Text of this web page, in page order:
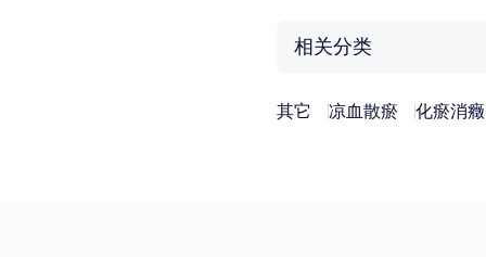
相关分类
其它 凉血散瘀 化瘀消癥